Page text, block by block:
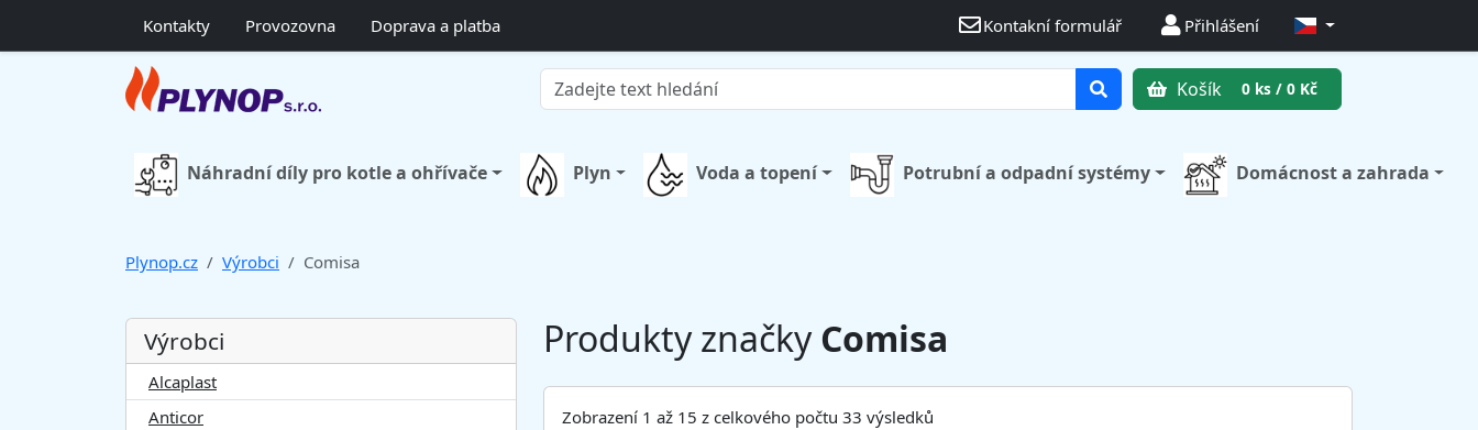
Kontakty Provozovna Doprava a platba Kontakní formulář Přihlášení
Košík 0 ks / 0 Kč
Náhradní díly pro kotle a ohřívače Plyn Voda a topení Potrubní a odpadní systémy Domácnost a zahrada
Plynop.cz Výrobci Comisa
Výrobci
Alcaplast
Anticor
Produkty značkyComisa
Zobrazení 1 až 15 z celkového počtu 33 výsledků